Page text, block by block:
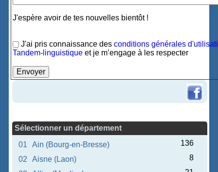
J'espère avoir de tes nouvelles bientôt !
J'ai pris connaissance desconditions générales
Tandem-linguistique et je m’engage à les respecter
Sélectionner un département
01
Ain (Bourg-en-Bresse)
136
02
Aisne (Laon)
8